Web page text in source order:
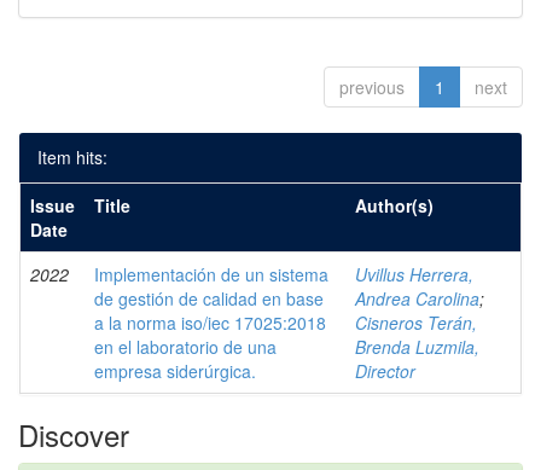
previous 1 next
Item hits:
Issue
Date
Title Author(s)
2022
Implementación de un sistema
de gestión de calidad en base
a la norma iso/iec 17025:2018
en el laboratorio de una
empresa siderúrgica.
Uvillus Herrera,
Andrea Carolina;
Cisneros Terán,
Brenda Luzmila,
Director
Discover